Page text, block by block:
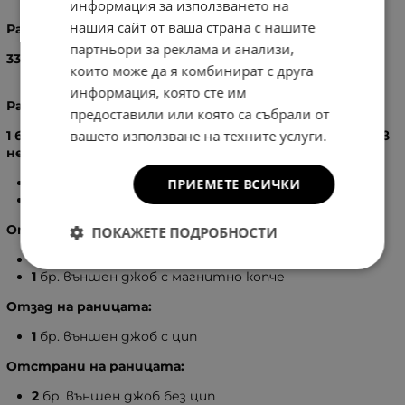
Размери:
33
11см.
Разпределение:
1 бр. голямо отделение, затварящо се с цип, вътре в
него:
вътрешен джоб с цип
бр. вътрешен джоб без цип
Отпред на раницата:
1 бр. външен джоб с магнитно копче
Отзад на раницата:
1 бр. външен джоб с цип
Отстрани на раницата:
2 бр. външен джоб без цип
информация за използването на
нашия сайт от ваша страна с нашите
партньори за реклама и анализи,
които може да я комбинират с друга
информация, която сте им
предоставили или която са събрали от
вашето използване на техните услуги.
ПРИЕМЕТЕ ВСИЧКИ
ПОКАЖЕТЕ ПОДРОБНОСТИ